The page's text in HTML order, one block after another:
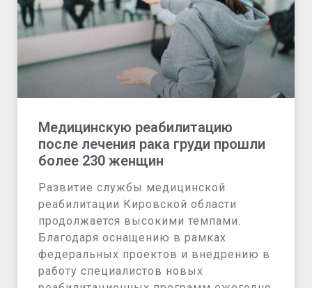
Медицинскую реабилитацию
после лечения рака груди прошли
более 230 женщин
Развитие службы медицинской
реабилитации Кировской области
продолжается высокими темпами.
Благодаря оснащению в рамках
федеральных проектов и внедрению в
работу специалистов новых